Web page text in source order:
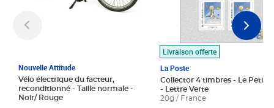
Nouvelle Attitude
Vélo électrique du facteur,
reconditionné - Taille normale -
Noir/ Rouge
Livraison offerte
La Poste
Collector 4 timbres - Le Petit
- Lettre Verte
20g / France